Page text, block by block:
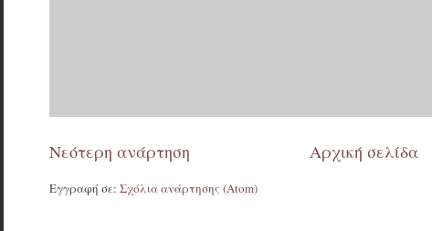
Νεότερη ανάρτηση Αρχική σελίδα
Εγγραφή σε: Σχόλια ανάρτησης (Atom)